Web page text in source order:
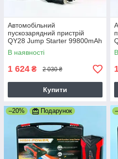
Автомобільний
пускозарядний пристрій
QY28 Jump Starter 99800mAh
2USB
В наявності
1 624 ₴ 2 030 ₴
Купити
–20% Подарунок